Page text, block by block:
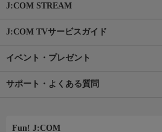
J:COM STREAM
J:COM TVサービスガイド
イベント・プレゼント
サポート・よくある質問
Fun! J:COM